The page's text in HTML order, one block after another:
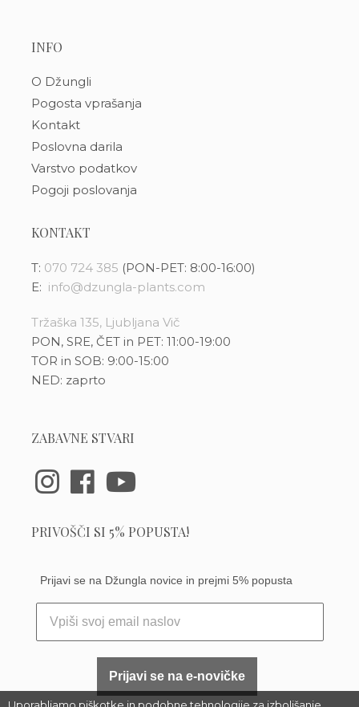
INFO
O Džungli
Pogosta vprašanja
Kontakt
Poslovna darila
Varstvo podatkov
Pogoji poslovanja
KONTAKT
T: 070 724 385 (PON-PET: 8:00-16:00)
E: info@dzungla-plants.com
Tržaška 135, Ljubljana Vič
PON, SRE, ČET in PET: 11:00-19:00
TOR in SOB: 9:00-15:00
NED: zaprto
ZABAVNE STVARI
PRIVOŠČI SI 5% POPUSTA!
Prijavi se na Džungla novice in prejmi 5% popusta
Prijavi se na e-novičke